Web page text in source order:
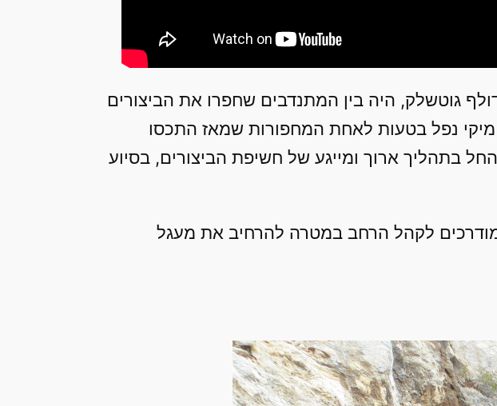
גוטשלק, היה בין המתנדבים שחפרו את הביצורים
בשנת 1942, ומיקי התלווה אליו לחפירות בהיותו בן 6. בשנת 2009 מיקי נפל בטעות לאחת המחפורות שמאז התכסו
בתהליך ארוך ומייגע של חשיפת הביצורים, בסיוע
מודרכים לקהל הרחב במטרה להרחיב את מעגל